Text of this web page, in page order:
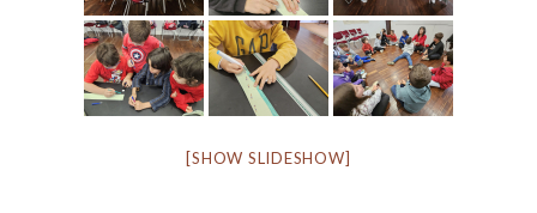
[SHOW SLIDESHOW]